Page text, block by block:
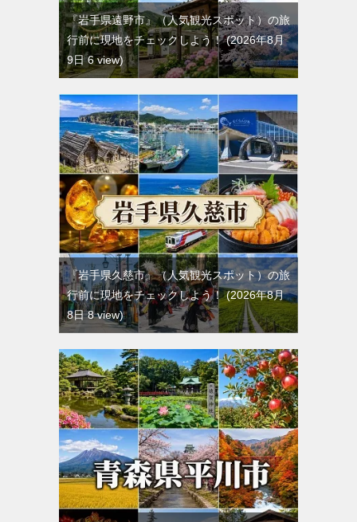
『岩手県遠野市』（人気観光スポット）の旅
行前に現地をチェックしよう！ 2026年8月
9日 6 view
『岩手県久慈市』（人気観光スポット）の旅
行前に現地をチェックしよう！ 2026年8月
8日 8 view